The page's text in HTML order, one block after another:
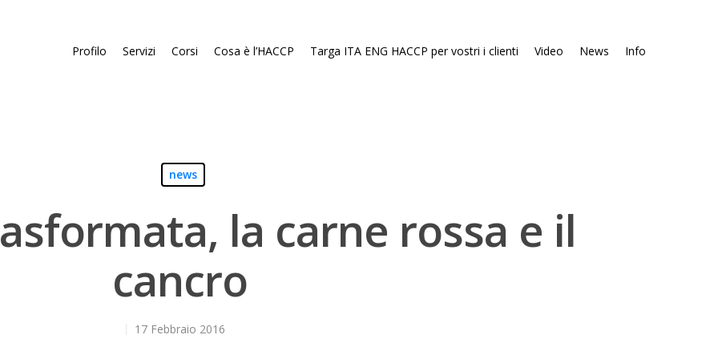
Profilo Servizi Corsi Cosa è l’HACCP Targa ITA ENG HACCP per vostri i clienti Video News Info
news
la carne rossa e il
cancro
17 Febbraio 2016